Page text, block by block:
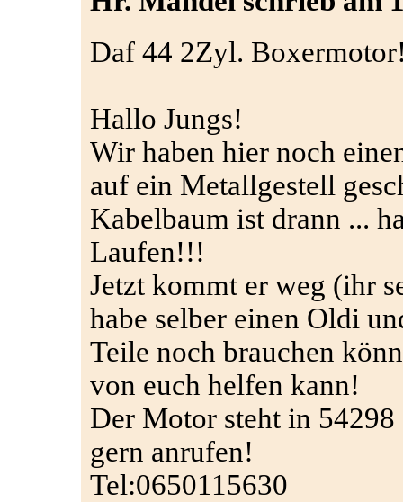
Daf 44 2Zyl.
Hallo Jungs!
Wir haben hier noch
auf ein Metallgestell
Kabelbaum ist drann ...
Laufen!!!
Jetzt kommt er weg (ihr
habe selber einen Oldi
Teile noch brauchen
von euch helfen kann!
Der Motor steht in
gern anrufen!
Tel:0650115630